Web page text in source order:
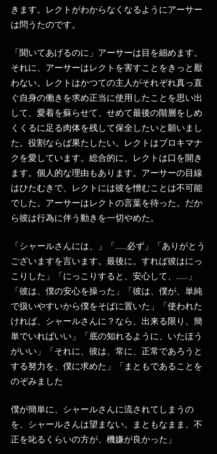
きます。レクトがわからなくなるようにアーサー
は問うたのです。
「聞いてあげるのに」アーサーは目を細めます。
それに、アーサーはレクトを害すことをきっと厭
わない。レクトはかつての主人がそれぞれ真っ直
ぐ自身の働きを求め正当に使用したことを思い出
して、愛着を蘇らせて、せめて最後の階層をしめ
くくるに足る肉体を残して保全したいと願いまし
た。役割ならば果たしたい。レクトはブロキマナ
クを愛しています。総合的に、レクトは口を開き
ます。個人的な理由もあります。アーサーの目線
はひたむきで、レクトには彼を憎むことは不可能
でした。アーサーはレクトの言葉を待った。だか
ら彼は行為に伴う動きを一切やめた。
「シャールさんには、」「……必ず」「ありがとう
ございますを言います。最後に。すれば彼はにっ
こりした」「にっこりすると、安心して、……」
「彼は、僕の安心を操った」「彼は、僕が、単純
で扱いやすいから僕をそばに置いた」「使われた
ければ、シャールさんに？なら、出来る限り、簡
単でいればいい」「底の知れるように、いたほう
がいい」「それに、彼は、常に、正常であろうと
する努力を、僕に求めた」「まともであることを
のぞみました
僕が簡単に、シャールさんに流されてしまうの
を、シャールさんは望まない。まともなまま、不
正を叱るくらいの方が、機嫌が良かった」